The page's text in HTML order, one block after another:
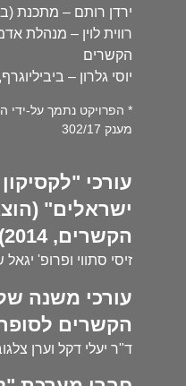
ירדן רותם – מתכנת (ב-2019-
רווית לוין – מנהלת
הקשרים
יוסי גלרון –
* הפרויקט נתמך על-ידי
מענק 302/17
עורכי
ישראלים"
הקשרים, 2014):
זיסי סתווי ופרופ' יגאל
עורכי משנה
הקשרים
ד"ר יעלי דקל וערן